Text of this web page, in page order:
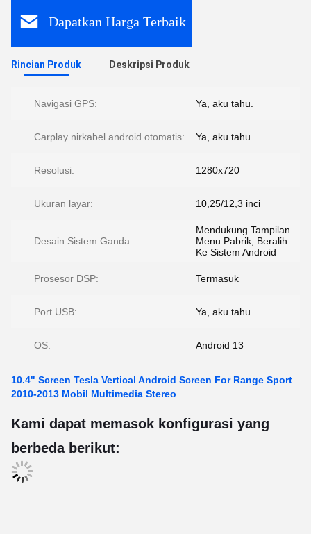
Dapatkan Harga Terbaik
Rincian Produk Deskripsi Produk
Navigasi GPS: Ya, aku tahu.
Carplay nirkabel android otomatis: Ya, aku tahu.
Resolusi: 1280x720
Ukuran layar: 10,25/12,3 inci
Desain Sistem Ganda:
Mendukung Tampilan
Menu Pabrik, Beralih
Ke Sistem Android
Prosesor DSP: Termasuk
Port USB: Ya, aku tahu.
OS: Android 13
10.4" Screen Tesla Vertical Android Screen For Range Sport
2010-2013 Mobil Multimedia Stereo
Kami dapat memasok konfigurasi yang
berbeda berikut: